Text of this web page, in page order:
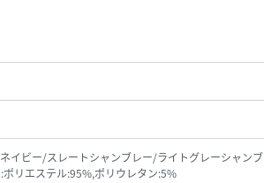
イビー/スレートシャンブレー/ライトグレーシャンブ
ポリエステル:95%,ポリウレタン:5%